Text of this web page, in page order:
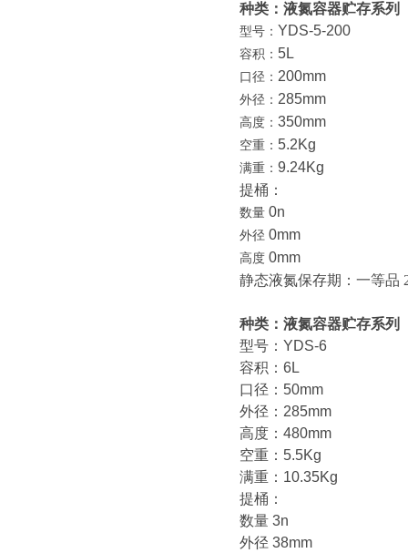
种类：液氮容器贮存系列
型号： YDS-5-200
容积： 5L
口径： 200mm
外径： 285mm
高度： 350mm
空重： 5.2Kg
满重： 9.24Kg
提桶：
数量 0n
外径 0mm
高度 0mm
静态液氮保存期： 一等品
种类：液氮容器贮存系列
型号：YDS-6
容积：6L
口径：50mm
外径：285mm
高度：480mm
空重：5.5Kg
满重：10.35Kg
提桶：
数量 3n
外径 38mm